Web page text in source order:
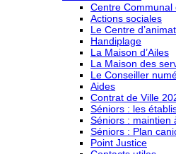
Centre Communal
Actions sociales
Le Centre
Handiplage
La Maison d’Ailes
La Maison des
Le Conseiller
Aides
Contrat de Ville
Séniors : les
Séniors : maintien
Séniors : Plan
Point Justice